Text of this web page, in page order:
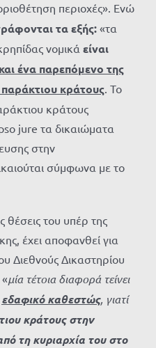
περιοχές». Ενώ
τα εξής: «τα
νομικά είναι
ένα παρεπόμενο της
κράτους. Το
κράτους
jure τα δικαιώματα
στην
σύμφωνα με το
θέσεις του υπέρ της
έχει αποφανθεί για
Διεθνούς Δικαστηρίου
μία τέτοια διαφορά τείνει
εδαφικό καθεστώς, γιατί
κράτους στην
τη κυριαρχία του στο